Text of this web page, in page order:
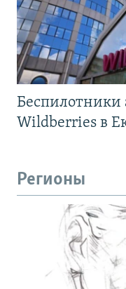
Беспилотники
Wildberries в
Регионы